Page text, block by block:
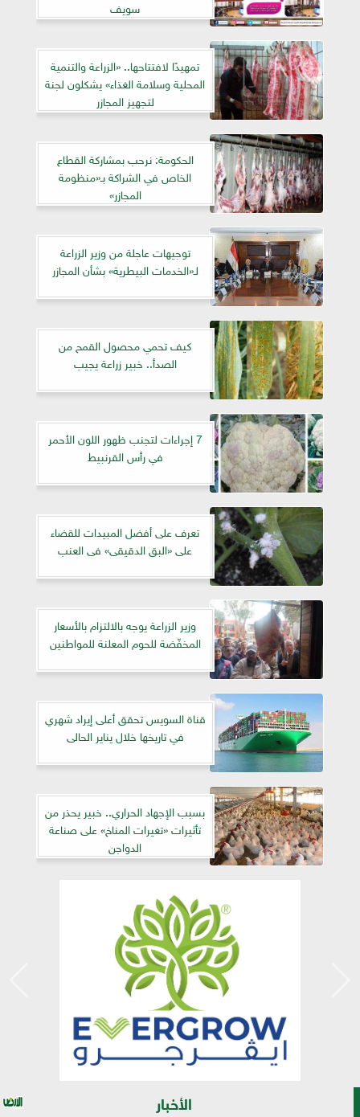
سويف
تمهيدًا لافتتاحها.. «الزراعة والتنمية
المحلية وسلامة الغذاء» يشكلون لجنة
لتجهيز المجازر
الحكومة: نرحب بمشاركة القطاع
الخاص في الشراكة بـ«منظومة
المجازر»
توجيهات عاجلة من وزير الزراعة
لـ«الخدمات البيطرية» بشأن المجازر
كيف تحمي محصول القمح من
الصدأ.. خبير زراعة يجيب
7 إجراءات لتجنب ظهور اللون الأحمر
في رأس القرنبيط
تعرف على أفضل المبيدات للقضاء
على «البق الدقيقى» فى العنب
وزير الزراعة يوجه بالالتزام بالأسعار
المخفّضة للحوم المعلنة للمواطنين
قناة السويس تحقق أعلى إيراد شهري
في تاريخها خلال يناير الحالى
بسبب الإجهاد الحراري.. خبير يحذر من
تأثيرات «تغيرات المناخ» على صناعة
الدواجن
الأخبار